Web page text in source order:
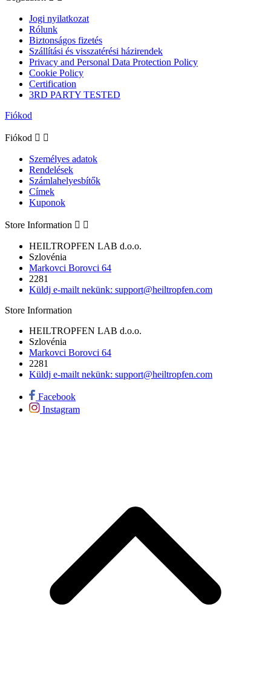
Jogi nyilatkozat
Rólunk
Biztonságos fizetés
Szállítási és visszatérési házirendek
Privacy and Personal Data Protection Policy
Cookie Policy
Certification
3RD PARTY TESTED
Fiókod
Fiókod  
Személyes adatok
Rendelések
Számlahelyesbítők
Címek
Kuponok
Store Information  
HEILTROPFEN LAB d.o.o.
Szlovénia
Markovci Borovci 64
2281
Küldj e-mailt nekünk: support@heiltropfen.com
Store Information
HEILTROPFEN LAB d.o.o.
Szlovénia
Markovci Borovci 64
2281
Küldj e-mailt nekünk: support@heiltropfen.com
Facebook
Instagram